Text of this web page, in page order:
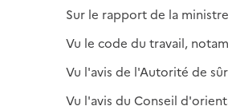
Sur le rapport de la
Vu le code du travail,
Vu l'avis de l'Autorité de
Vu l'avis du Conseil